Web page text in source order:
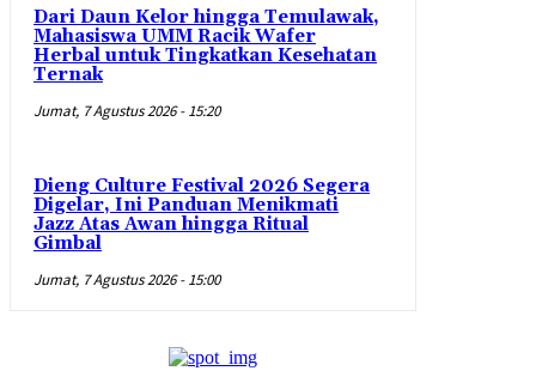
Dari Daun Kelor hingga Temulawak,
Mahasiswa UMM Racik Wafer
Herbal untuk Tingkatkan Kesehatan
Ternak
Jumat, 7 Agustus 2026 - 15:20
Dieng Culture Festival 2026 Segera
Digelar, Ini Panduan Menikmati
Jazz Atas Awan hingga Ritual
Gimbal
Jumat, 7 Agustus 2026 - 15:00